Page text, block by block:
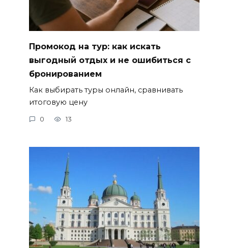
Промокод на тур: как искать
выгодный отдых и не ошибиться с
бронированием
Как выбирать туры онлайн, сравнивать
итоговую цену
0 13